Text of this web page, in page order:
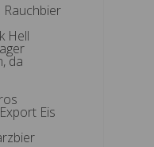
Rauchbier
Hell
da
Eis